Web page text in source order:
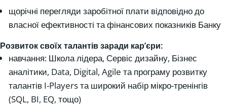
щорічні перегляди заробітної плати відповідно до
власної ефективності та фінансових показників Банку
Розвиток своїх талантів заради кар’єри:
навчання: Школа лідера, Сервіс дизайну, Бізнес
аналітики, Data, Digital, Agile та програму розвитку
талантів I-Players та широкий набір мікро-тренінгів
(SQL, BI, EQ, тощо)